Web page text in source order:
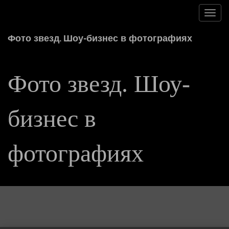
Фото звезд. Шоу-бизнес в фотографиях
Фото звезд. Шоу-
бизнес в
фотографиях